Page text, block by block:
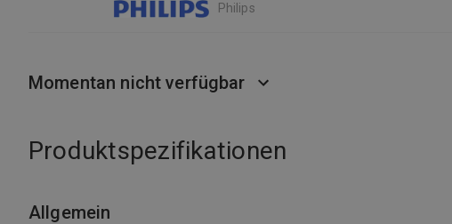
Philips
Momentan nicht verfügbar
Produktspezifikationen
Allgemein